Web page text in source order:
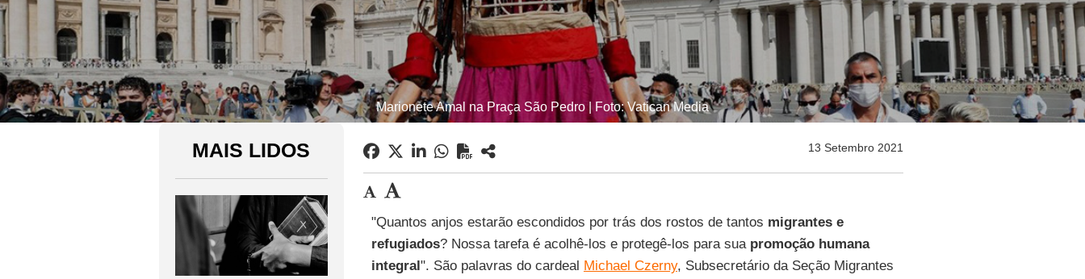
Marionete Amal na Praça São Pedro | Foto: Vatican Media
MAIS LIDOS 13 Setembro 2021
"Quantos anjos estarão escondidos por trás dos rostos de tantos migrantes e
refugiados? Nossa tarefa é acolhê-los e protegê-los para sua promoção humana
integral". São palavras do cardeal Michael Czerny, Subsecretário da Seção Migrantes